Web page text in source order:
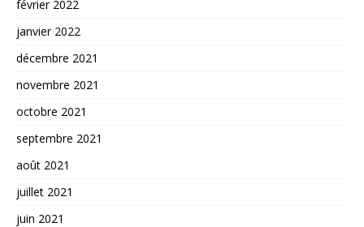
février 2022
janvier 2022
décembre 2021
novembre 2021
octobre 2021
septembre 2021
août 2021
juillet 2021
juin 2021